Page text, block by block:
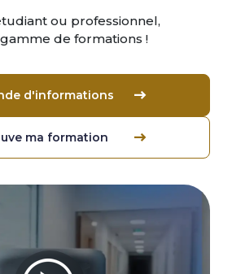
ou professionnel,
de formations !
d'informations
ma formation